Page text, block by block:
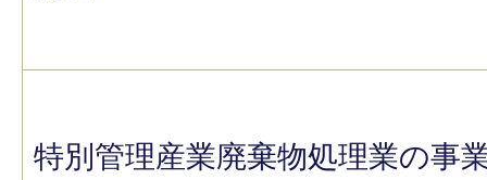
特別管理産業廃棄物処理業の事